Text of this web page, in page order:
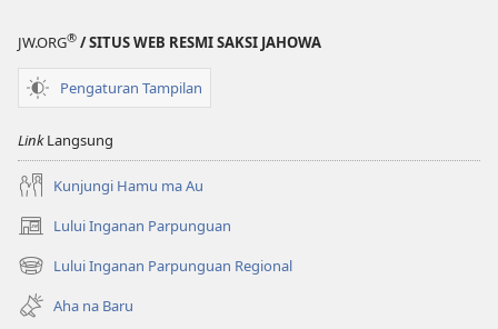
JW.ORG® / SITUS WEB RESMI SAKSI JAHOWA
Pengaturan Tampilan
LinkLangsung
Kunjungi Hamu ma Au
Lului Inganan Parpunguan
(opens
new
window)
Lului Inganan Parpunguan Regional
(opens
new
window)
Aha na Baru